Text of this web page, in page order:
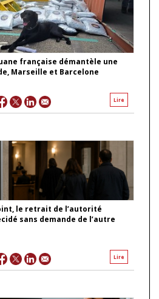
française démantèle une
Marseille et Barcelone
Lire
le retrait de l’autorité
sans demande de l’autre
Lire